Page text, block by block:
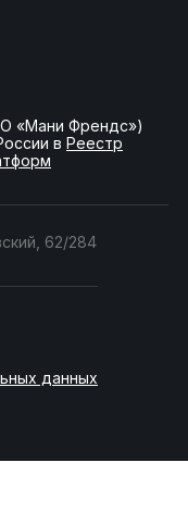
«Мани Френдс»)
в Реестр
62/284
данных